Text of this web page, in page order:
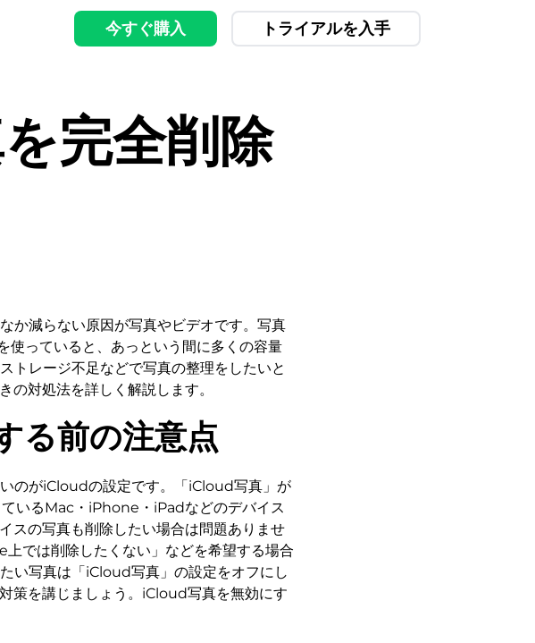
今すぐ購入 トライアルを入手
完全削除
か減らない原因が写真やビデオです。写真
っていると、あっという間に多くの容量
トレージ不足などで写真の整理をしたいと
の対処法を詳しく解説します。
る前の注意点
のがiCloudの設定です。「iCloud写真」が
いるMac・iPhone・iPadなどのデバイス
スの写真も削除したい場合は問題ありませ
では削除したくない」などを希望する場合
い写真は「iCloud写真」の設定をオフにし
策を講じましょう。iCloud写真を無効にす